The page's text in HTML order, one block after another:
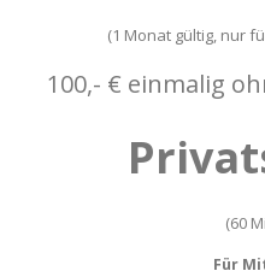
(1 Monat gültig, nur
100,- € einmalig
(60
Für